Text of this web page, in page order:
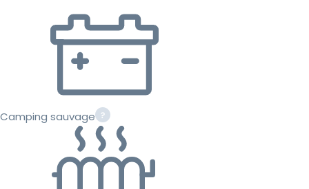
Camping sauvage